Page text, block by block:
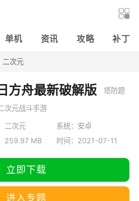
单机 资讯 攻略 补丁
二次元
方舟最新破解版 塔防题
次元战斗手游
二次元
系统：安卓
259.97 MB
时间：2021-07-11
立即下载
进入专题